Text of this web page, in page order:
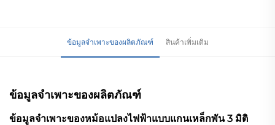
ข้อมูลจำเพาะของผลิตภัณฑ์ สินค้าเพิ่มเติม
ข้อมูลจำเพาะของผลิตภัณฑ์
ข้อมูลจำเพาะของหม้อแปลงไฟฟ้าแบบแกนเหล็กพัน 3 มิติ